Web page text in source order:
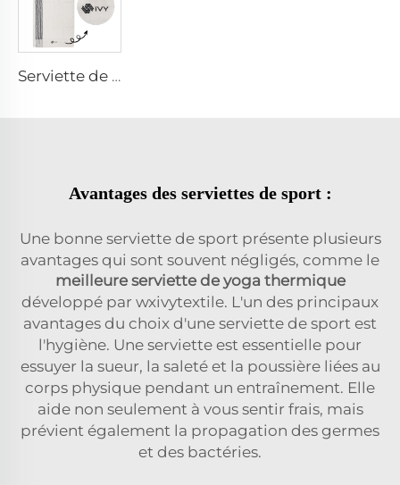
Serviette de golf caddy
Avantages des serviettes de sport :
Une bonne serviette de sport présente plusieurs
avantages qui sont souvent négligés, comme le
meilleure serviette de yoga thermique
développé par wxivytextile. L'un des principaux
avantages du choix d'une serviette de sport est
l'hygiène. Une serviette est essentielle pour
essuyer la sueur, la saleté et la poussière liées au
corps physique pendant un entraînement. Elle
aide non seulement à vous sentir frais, mais
prévient également la propagation des germes
et des bactéries.